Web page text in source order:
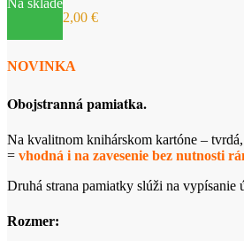
2,00 €
NOVINKA
Obojstranná pamiatka.
Na kvalitnom knihárskom kartóne – tvrdá,
= vhodná i na zavesenie bez nutnosti
Druhá strana pamiatky slúži na vypísanie
Rozmer: